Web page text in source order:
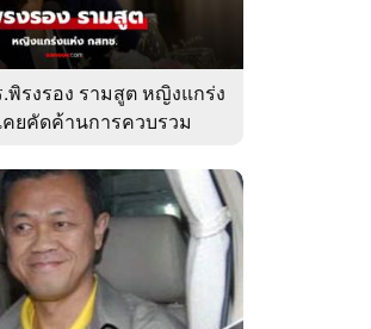
พิรงรอง รามสูต หญิงแกร่ง
ยคัดค้านการควบรวม